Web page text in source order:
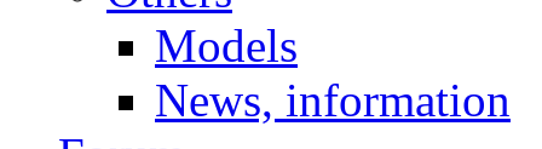
Models
News, information